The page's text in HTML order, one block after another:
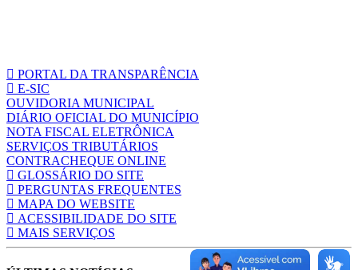
PORTAL DA TRANSPARÊNCIA
E-SIC
OUVIDORIA MUNICIPAL
DIÁRIO OFICIAL DO MUNICÍPIO
NOTA FISCAL ELETRÔNICA
SERVIÇOS TRIBUTÁRIOS
CONTRACHEQUE ONLINE
GLOSSÁRIO DO SITE
PERGUNTAS FREQUENTES
MAPA DO WEBSITE
ACESSIBILIDADE DO SITE
MAIS SERVIÇOS